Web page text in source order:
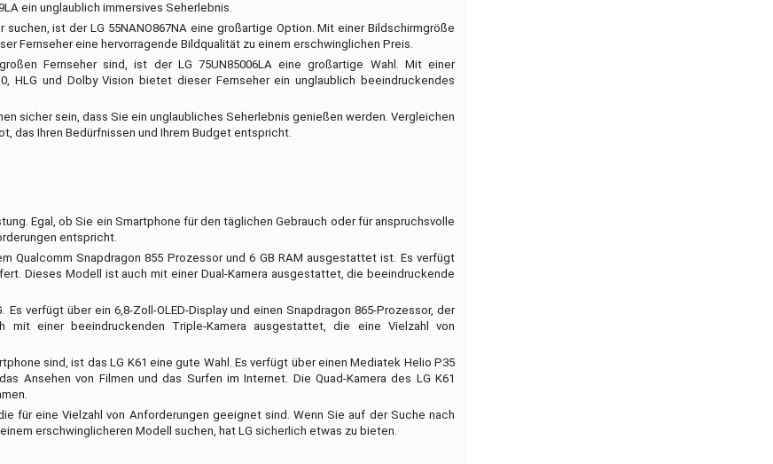
ein unglaublich immersives Seherlebnis.
suchen, ist der LG 55NANO867NA eine großartige Option. Mit einer Bildschirmgröße
Fernseher eine hervorragende Bildqualität zu einem erschwinglichen Preis.
Fernseher sind, ist der LG 75UN85006LA eine großartige Wahl. Mit einer
HLG und Dolby Vision bietet dieser Fernseher ein unglaublich beeindruckendes
sicher sein, dass Sie ein unglaubliches Seherlebnis genießen werden. Vergleichen
das Ihren Bedürfnissen und Ihrem Budget entspricht.
Egal, ob Sie ein Smartphone für den täglichen Gebrauch oder für anspruchsvolle
entspricht.
Qualcomm Snapdragon 855 Prozessor und 6 GB RAM ausgestattet ist. Es verfügt
Dieses Modell ist auch mit einer Dual-Kamera ausgestattet, die beeindruckende
verfügt über ein 6,8-Zoll-OLED-Display und einen Snapdragon 865-Prozessor, der
einer beeindruckenden Triple-Kamera ausgestattet, die eine Vielzahl von
sind, ist das LG K61 eine gute Wahl. Es verfügt über einen Mediatek Helio P35
Ansehen von Filmen und das Surfen im Internet. Die Quad-Kamera des LG K61
für eine Vielzahl von Anforderungen geeignet sind. Wenn Sie auf der Suche nach
erschwinglicheren Modell suchen, hat LG sicherlich etwas zu bieten.